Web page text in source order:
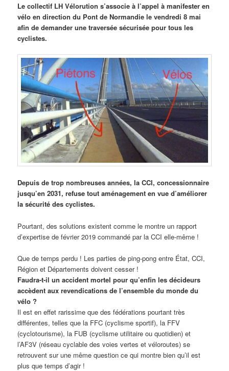
Le collectif LH Vélorution s’associe à l’appel à manifester en
vélo en direction du Pont de Normandie le vendredi 8 mai
afin de demander une traversée sécurisée pour tous les
cyclistes.
Depuis de trop nombreuses années, la CCI, concessionnaire
jusqu’en 2031, refuse tout aménagement en vue d’améliorer
la sécurité des cyclistes.
Pourtant, des solutions existent comme le montre un rapport
d’expertise de février 2019 commandé par la CCI elle-même !
Que de temps perdu ! Les parties de ping-pong entre État, CCI,
Région et Départements doivent cesser !
Faudra-t-il un accident mortel pour qu’enfin les décideurs
accèdent aux revendications de l’ensemble du monde du
vélo ?
Il est en effet rarissime que des fédérations pourtant très
différentes, telles que la FFC (cyclisme sportif), la FFV
(cyclotourisme), la FUB (cyclisme utilitaire ou quotidien) et
l’AF3V (réseau cyclable des voies vertes et véloroutes) se
retrouvent sur une même question ce qui montre bien qu’il est
plus que temps d’agir !